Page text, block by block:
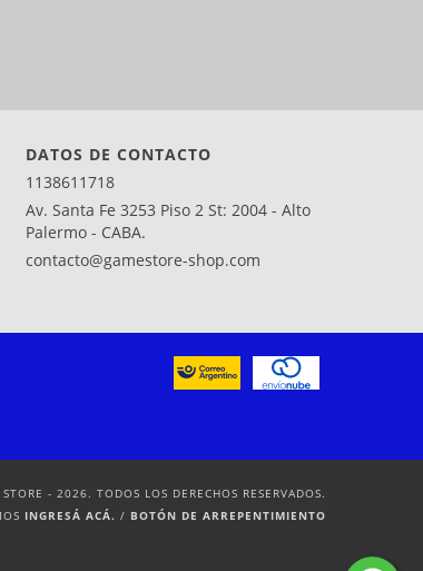
DATOS DE CONTACTO
1138611718
Av. Santa Fe 3253 Piso 2 St: 2004 - Alto
Palermo - CABA.
contacto@gamestore-shop.com
- 2026. TODOS LOS DERECHOS RESERVADOS.
INGRESÁ ACÁ. / BOTÓN DE ARREPENTIMIENTO